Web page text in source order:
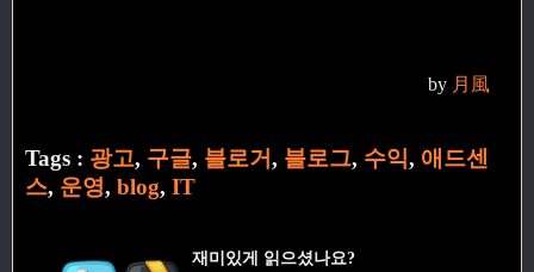
by 月風
Tags : 광고, 구글, 블로거, 블로그, 수익, 애드센
스, 운영, blog, IT
재미있게 읽으셨나요?